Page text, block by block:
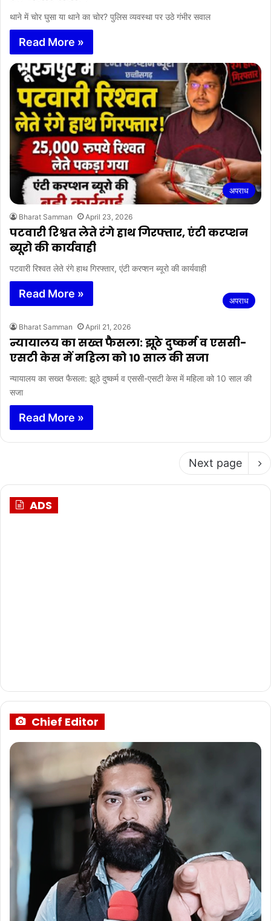
थाने में चोर घुसा या थाने का चोर? पुलिस व्यवस्था पर उठे गंभीर सवाल
Read More »
अपराध
Bharat Samman April 23, 2026
पटवारी रिश्वत लेते रंगे हाथ गिरफ्तार, एंटी करप्शन
ब्यूरो की कार्यवाही
पटवारी रिश्वत लेते रंगे हाथ गिरफ्तार, एंटी करप्शन ब्यूरो की कार्यवाही
Read More »
अपराध
Bharat Samman April 21, 2026
न्यायालय का सख्त फैसला: झूठे दुष्कर्म व एससी-
एसटी केस में महिला को 10 साल की सजा
न्यायालय का सख्त फैसला: झूठे दुष्कर्म व एससी-एसटी केस में महिला को 10 साल की
सजा
Read More »
Next page
ADS
Chief Editor